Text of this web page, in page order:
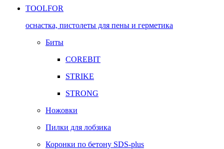
TOOLFOR
оснастка, пистолеты для пены и герметика
Биты
COREBIT
STRIKE
STRONG
Ножовки
Пилки для лобзика
Коронки по бетону SDS-plus